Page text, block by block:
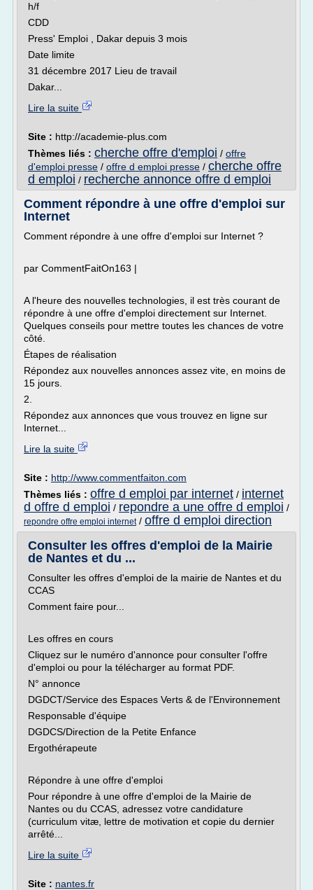
h/f
CDD
Press' Emploi , Dakar depuis 3 mois
Date limite
31 décembre 2017 Lieu de travail
Dakar...
Lire la suite
Site : http://academie-plus.com
Thèmes liés : cherche offre d'emploi / offre
d'emploi presse / offre d emploi presse / cherche offre
d emploi / recherche annonce offre d emploi
Comment répondre à une offre d'emploi sur
Internet
Comment répondre à une offre d'emploi sur Internet ?
par CommentFaitOn163 |
A l'heure des nouvelles technologies, il est très courant de
répondre à une offre d'emploi directement sur Internet.
Quelques conseils pour mettre toutes les chances de votre
côté.
Étapes de réalisation
Répondez aux nouvelles annonces assez vite, en moins de
15 jours.
2.
Répondez aux annonces que vous trouvez en ligne sur
Internet...
Lire la suite
Site : http://www.commentfaiton.com
Thèmes liés : offre d emploi par internet / internet
d offre d emploi / repondre a une offre d emploi /
repondre offre emploi internet/ offre d emploi direction
Consulter les offres d'emploi de la Mairie
de Nantes et du ...
Consulter les offres d'emploi de la mairie de Nantes et du
CCAS
Comment faire pour...
Les offres en cours
Cliquez sur le numéro d'annonce pour consulter l'offre
d'emploi ou pour la télécharger au format PDF.
N° annonce
DGDCT/Service des Espaces Verts & de l'Environnement
Responsable d'équipe
DGDCS/Direction de la Petite Enfance
Ergothérapeute
Répondre à une offre d'emploi
Pour répondre à une offre d'emploi de la Mairie de
Nantes ou du CCAS, adressez votre candidature
(curriculum vitæ, lettre de motivation et copie du dernier
arrêté...
Lire la suite
Site : nantes.fr